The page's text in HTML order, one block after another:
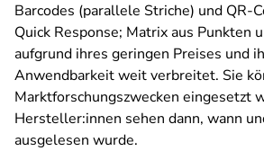
Barcodes (parallele Striche) und QR-
Quick Response; Matrix aus Punkten
aufgrund ihres geringen Preises und
Anwendbarkeit weit verbreitet. Sie
Marktforschungszwecken eingesetzt
Hersteller:innen sehen dann, wann
ausgelesen wurde.